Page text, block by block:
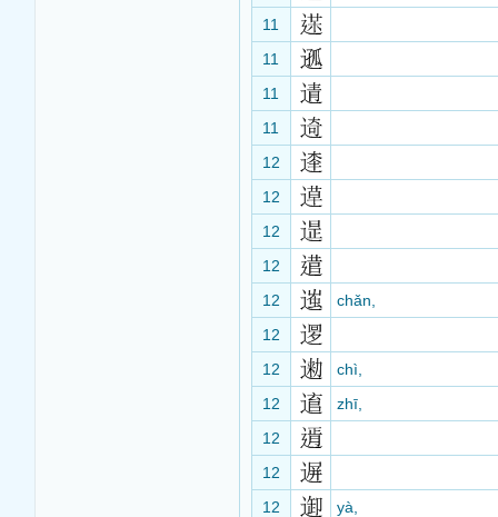
11
11
11
11
12
12
12
12
12
chǎn,
12
12
chì,
12
zhī,
12
12
12
yà,